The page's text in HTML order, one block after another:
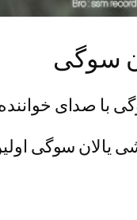
سوگی
با صدای
یالان سوگی